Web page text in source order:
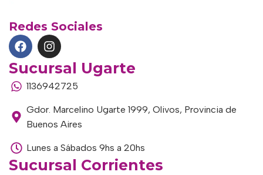
Redes Sociales
Sucursal Ugarte
1136942725
Gdor. Marcelino Ugarte 1999, Olivos, Provincia de
Buenos Aires
Lunes a Sábados 9hs a 20hs
Sucursal Corrientes